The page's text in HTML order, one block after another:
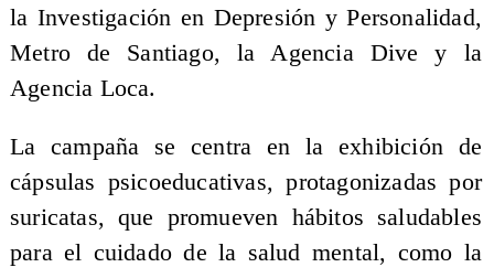
la Investigación en Depresión y Personalidad,
Metro de Santiago, la Agencia Dive y la
Agencia Loca.
La campaña se centra en la exhibición de
cápsulas psicoeducativas, protagonizadas por
suricatas, que promueven hábitos saludables
para el cuidado de la salud mental, como la